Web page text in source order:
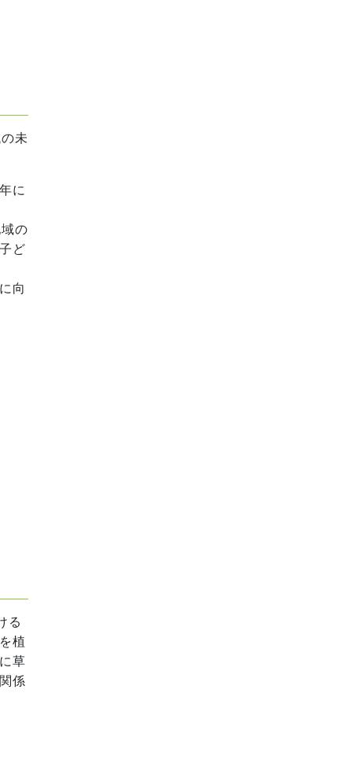
未
に
の
ど
向
る
植
草
係